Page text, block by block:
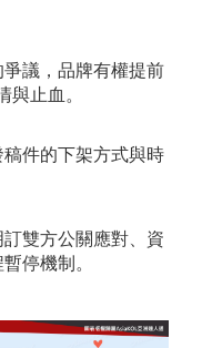
議，品牌有權提前
與止血。
件的下架方式與時
雙方公關應對、資
停機制。